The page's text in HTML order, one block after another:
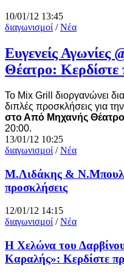
10/01/12 13:45
διαγωνισμοί /Νέα
Ευγενείς
Θέατρο: Κερδίστε
Το Mix Grill διοργανώνει
διπλές προσκλήσεις για
στο Από Μηχανής Θέατρο
20:00.
13/01/12 10:25
διαγωνισμοί /Νέα
Μ.Λιδάκης &
προσκλήσεις
12/01/12 14:15
διαγωνισμοί /Νέα
Η Χελώνα του
Καραλής»: Κερδίστε